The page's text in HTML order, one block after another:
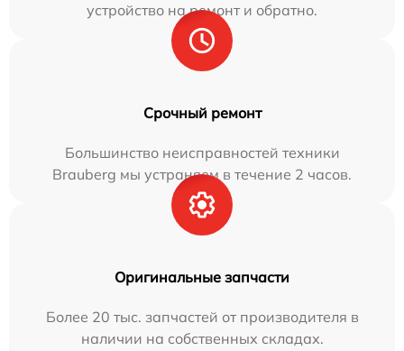
устройство на ремонт и обратно.
Срочный ремонт
Большинство неисправностей техники
Brauberg мы устраняем в течение 2 часов.
Оригинальные запчасти
Более 20 тыс. запчастей от производителя в
наличии на собственных складах.